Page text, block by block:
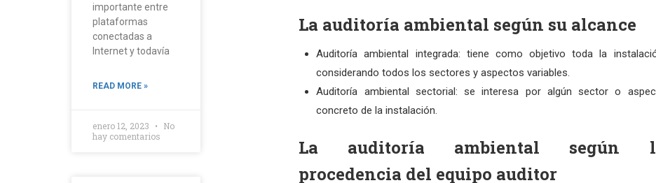
importante entre
plataformas
conectadas a
Internet y todavía
READ MORE »
enero 12, 2023
No
hay comentarios
La auditoría ambiental según su alcance
Auditoría ambiental integrada: tiene como objetivo toda la
considerando todos los sectores y aspectos variables.
Auditoría ambiental sectorial: se interesa por algún sector o
concreto de la instalación.
La auditoría ambiental según
procedencia del equipo auditor